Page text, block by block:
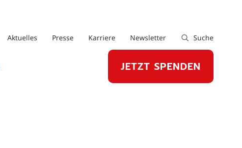
JETZT SPENDEN
Aktuelles Presse Karriere Newsletter Suche